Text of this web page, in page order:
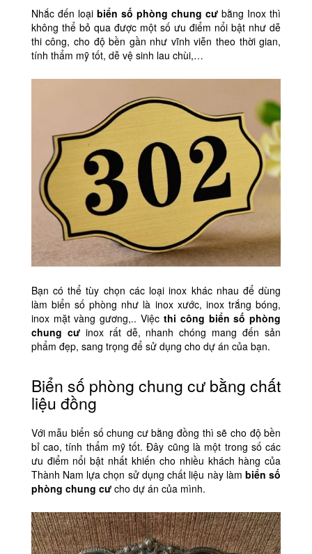
Nhắc đến loại biển số phòng chung cư bằng Inox thì
không thể bỏ qua được một số ưu điểm nổi bật như dễ
thi công, cho độ bền gần như vĩnh viễn theo thời gian,
tính thẩm mỹ tốt, dễ vệ sinh lau chùi,…
Bạn có thể tùy chọn các loại inox khác nhau để dùng
làm biển số phòng như là inox xước, inox trắng bóng,
inox mặt vàng gương,.. Việc thi công biển số phòng
chung cưinox rất dễ, nhanh chóng mang đến sản
phẩm đẹp, sang trọng để sử dụng cho dự án của bạn.
Biển số phòng chung cư bằng chất
liệu đồng
Với mẫu biển số chung cư bằng đồng thì sẽ cho độ bền
bỉ cao, tính thẩm mỹ tốt. Đây cũng là một trong số các
ưu điểm nổi bật nhất khiến cho nhiều khách hàng của
Thành Nam lựa chọn sử dụng chất liệu này làm biển số
phòng chung cưcho dự án của mình.